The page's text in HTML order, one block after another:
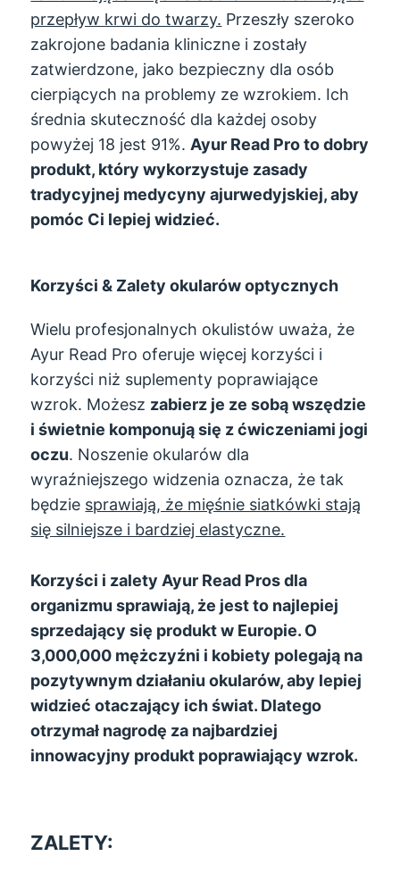
przepływ krwi do twarzy. Przeszły szeroko
zakrojone badania kliniczne i zostały
zatwierdzone, jako bezpieczny dla osób
cierpiących na problemy ze wzrokiem. Ich
średnia skuteczność dla każdej osoby
powyżej 18 jest 91%. Ayur Read Pro to dobry
produkt, który wykorzystuje zasady
tradycyjnej medycyny ajurwedyjskiej, aby
pomóc Ci lepiej widzieć.
Korzyści & Zalety okularów optycznych
Wielu profesjonalnych okulistów uważa, że ​​
Ayur Read Pro oferuje więcej korzyści i
korzyści niż suplementy poprawiające
wzrok. Możesz zabierz je ze sobą wszędzie
i świetnie komponują się z ćwiczeniami jogi
oczu. Noszenie okularów dla
wyraźniejszego widzenia oznacza, że ​​tak
będzie sprawiają, że mięśnie siatkówki stają
się silniejsze i bardziej elastyczne.
Korzyści i zalety Ayur Read Pros dla
organizmu sprawiają, że jest to najlepiej
sprzedający się produkt w Europie. O
3,000,000 mężczyźni i kobiety polegają na
pozytywnym działaniu okularów, aby lepiej
widzieć otaczający ich świat. Dlatego
otrzymał nagrodę za najbardziej
innowacyjny produkt poprawiający wzrok.
ZALETY: